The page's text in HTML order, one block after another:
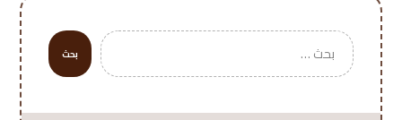
بحث